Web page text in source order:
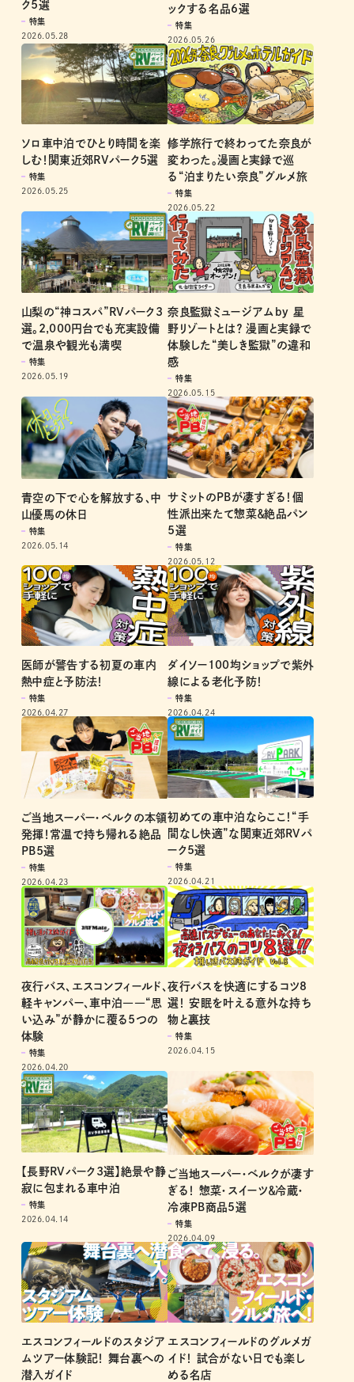
ク5選
特集
2026.05.28
ックする名品6選
特集
2026.05.26
ソロ車中泊でひとり時間を楽
しむ！関東近郊RVパーク5選
特集
2026.05.25
修学旅行で終わってた奈良が
変わった。漫画と実録で巡
る“泊まりたい奈良”グルメ旅
特集
2026.05.22
山梨の“神コスパ”RVパーク3
選。2,000円台でも充実設備
で温泉や観光も満喫
特集
2026.05.19
奈良監獄ミュージアムby 星
野リゾートとは？ 漫画と実録で
体験した“美しき監獄”の違和
感
特集
2026.05.15
青空の下で心を解放する､中
山優馬の休日
特集
2026.05.14
サミットのPBが凄すぎる！個
性派出来たて惣菜＆絶品パン
5選
特集
2026.05.12
医師が警告する初夏の車内
熱中症と予防法！
特集
2026.04.27
ダイソー100均ショップで紫外
線による老化予防！
特集
2026.04.24
ご当地スーパー・ベルクの本領
発揮！常温で持ち帰れる絶品
PB5選
特集
2026.04.23
初めての車中泊ならここ！“手
間なし快適”な関東近郊RVパ
ーク5選
特集
2026.04.21
夜行バス、エスコンフィールド、
軽キャンパー、車中泊――“思
い込み”が静かに覆る5つの
体験
特集
2026.04.20
夜行バスを快適にするコツ8
選！ 安眠を叶える意外な持ち
物と裏技
特集
2026.04.15
【長野RVパーク3選】絶景や静
寂に包まれる車中泊
特集
2026.04.14
ご当地スーパー・ベルクが凄す
ぎる！ 惣菜・スイーツ＆冷蔵・
冷凍PB商品5選
特集
2026.04.09
エスコンフィールドのスタジア
ムツアー体験記！ 舞台裏への
潜入ガイド
エスコンフィールドのグルメガ
イド！ 試合がない日でも楽し
める名店